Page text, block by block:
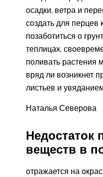
осадки, ветра и
создать для перцев
позаботиться о
теплицах,
поливать растения
вряд ли возникнет
листьев и
Наталья Северова
Недостаток
веществ в
отражается на